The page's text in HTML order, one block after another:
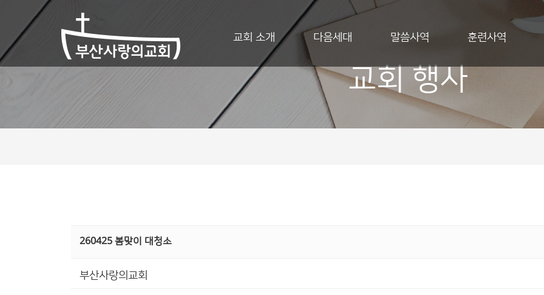
교회 소개 다음세대 말씀사역 훈련사역
교회 행사
260425 봄맞이 대청소
부산사랑의교회